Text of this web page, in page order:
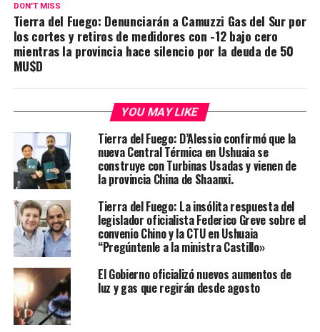
DON'T MISS
Tierra del Fuego: Denunciarán a Camuzzi Gas del Sur por
los cortes y retiros de medidores con -12 bajo cero
mientras la provincia hace silencio por la deuda de 50
MU$D
YOU MAY LIKE
Tierra del Fuego: D’Alessio confirmó que la
nueva Central Térmica en Ushuaia se
construye con Turbinas Usadas y vienen de
la provincia China de Shaanxi.
Tierra del Fuego: La insólita respuesta del
legislador oficialista Federico Greve sobre el
convenio Chino y la CTU en Ushuaia
“Pregúntenle a la ministra Castillo»
El Gobierno oficializó nuevos aumentos de
luz y gas que regirán desde agosto